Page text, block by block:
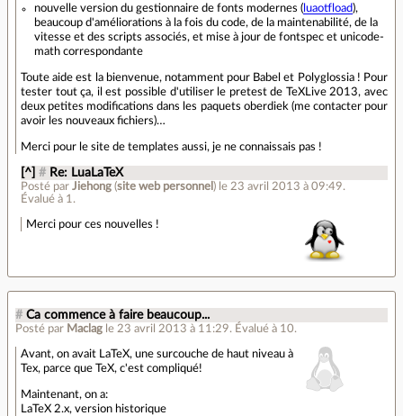
nouvelle version du gestionnaire de fonts modernes ( luaotfload),
beaucoup d'améliorations à la fois du code, de la maintenabilité, de la
vitesse et des scripts associés, et mise à jour de fontspec et unicode-
math correspondante
Toute aide est la bienvenue, notamment pour Babel et Polyglossia ! Pour
tester tout ça, il est possible d'utiliser le pretest de TeXLive 2013, avec
deux petites modifications dans les paquets oberdiek (me contacter pour
avoir les nouveaux fichiers)…
Merci pour le site de templates aussi, je ne connaissais pas !
[^] # Re: LuaLaTeX
Posté parJiehong (site web personnel ) le 23 avril 2013 à 09:49.
Évalué à 1 .
Merci pour ces nouvelles !
# Ca commence à faire beaucoup...
Posté par Maclag le 23 avril 2013 à 11:29. Évalué à 10.
Avant, on avait LaTeX, une surcouche de haut niveau à
Tex, parce que TeX, c'est compliqué!
Maintenant, on a:
LaTeX 2.x, version historique